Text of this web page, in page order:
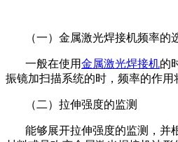
（一）金属激光焊接机频率的
一般在使用金属激光焊接机的
振镜加扫描系统的时，频率的作
（二）拉伸强度的监测
能够展开拉伸强度的监测，并